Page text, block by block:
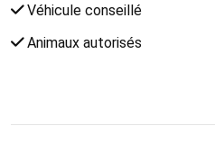
Véhicule conseillé
Animaux autorisés